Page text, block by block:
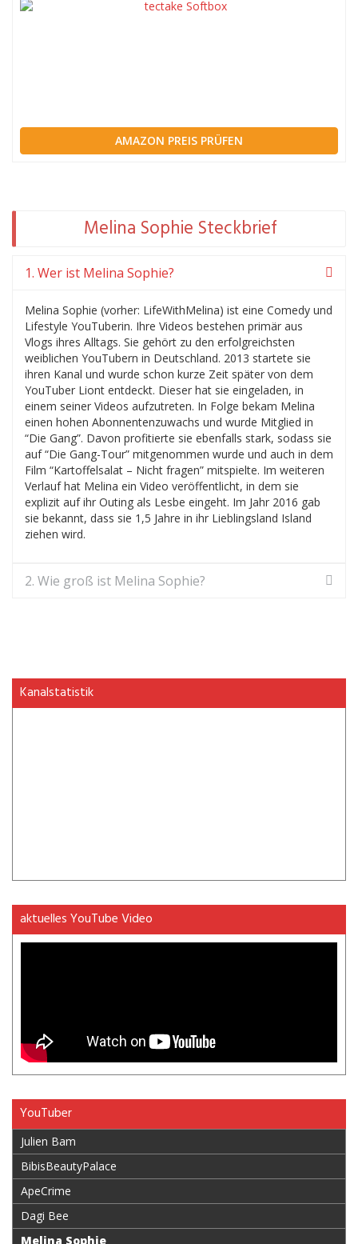
AMAZON PREIS PRÜFEN
Melina Sophie Steckbrief
1. Wer ist Melina Sophie?
Melina Sophie (vorher: LifeWithMelina) ist eine Comedy und
Lifestyle YouTuberin. Ihre Videos bestehen primär aus
Vlogs ihres Alltags. Sie gehört zu den erfolgreichsten
weiblichen YouTubern in Deutschland. 2013 startete sie
ihren Kanal und wurde schon kurze Zeit später von dem
YouTuber Liont entdeckt. Dieser hat sie eingeladen, in
einem seiner Videos aufzutreten. In Folge bekam Melina
einen hohen Abonnentenzuwachs und wurde Mitglied in
“Die Gang”. Davon profitierte sie ebenfalls stark, sodass sie
auf “Die Gang-Tour” mitgenommen wurde und auch in dem
Film “Kartoffelsalat – Nicht fragen” mitspielte. Im weiteren
Verlauf hat Melina ein Video veröffentlicht, in dem sie
explizit auf ihr Outing als Lesbe eingeht. Im Jahr 2016 gab
sie bekannt, dass sie 1,5 Jahre in ihr Lieblingsland Island
ziehen wird.
2. Wie groß ist Melina Sophie?
Kanalstatistik
aktuelles YouTube Video
YouTuber
Julien Bam
BibisBeautyPalace
ApeCrime
Dagi Bee
Melina Sophie